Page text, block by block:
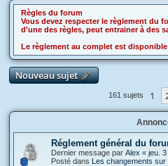
Règles du forum
Vous devez respecter le règlement du
d'une des règles, peut entrainer à des
Le règlement au complet est disponible
Nouveau sujet
161 sujets 1
Réglement général du
Dernier message par Alex « jeu.
Posté dans Les changements sur